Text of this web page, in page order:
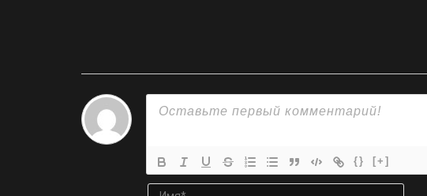
{} [+]
Имя*